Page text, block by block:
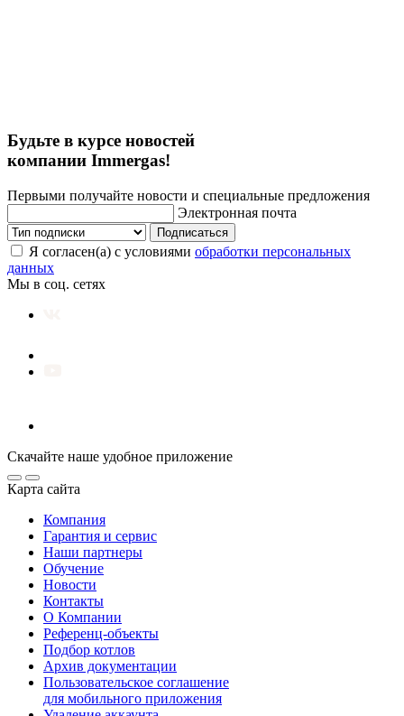
Будьте в курсе новостей
компании Immergas!
Первыми получайте новости и специальные предложения
Электронная почта
Подписаться
Я согласен(а) с условиями обработки персональных
данных
Мы в соц. сетях
Скачайте наше удобное приложение
Карта сайта
Компания
Гарантия и сервис
Наши партнеры
Обучение
Новости
Контакты
О Компании
Референц-объекты
Подбор котлов
Архив документации
Пользовательское соглашение
для мобильного приложения